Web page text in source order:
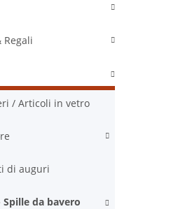
Regali
/ Articoli in vetro
di auguri
Spille da bavero